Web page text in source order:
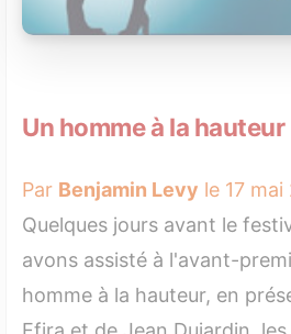
Un homme à la hauteur
Par Benjamin Levy le 17 mai
Quelques jours avant le
avons assisté à l'avant-
homme à la hauteur, en